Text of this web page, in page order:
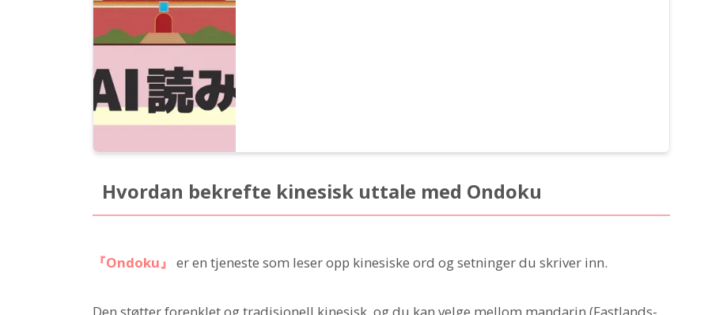
Hvordan bekrefte kinesisk uttale med Ondoku
『Ondoku』 er en tjeneste som leser opp kinesiske ord og setninger du skriver inn.
Den støtter forenklet og tradisjonell kinesisk, og du kan velge mellom mandarin (Fastlands-